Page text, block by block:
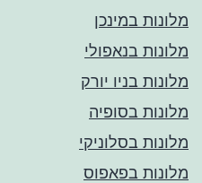
מלונות במינכן
מלונות בנאפולי
מלונות בניו יורק
מלונות בסופיה
מלונות בסלוניקי
מלונות בפאפוס